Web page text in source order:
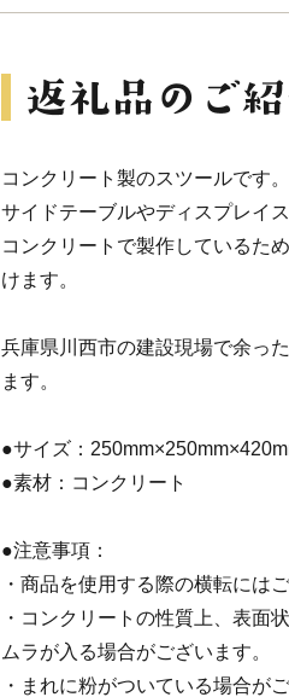
コンクリート製のスツールです。
サイドテーブルやディスプレイ
コンクリートで製作しているた
けます。
兵庫県川西市の建設現場で余っ
ます。
●サイズ：
●素材：コンクリート
●注意事項：
・商品を使用する際の横転には
・コンクリートの性質上、表面
ムラが入る場合がございます。
・まれに粉がついている場合が